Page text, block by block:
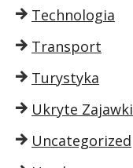
Technologia
Transport
Turystyka
Ukryte Zajawki
Uncategorized